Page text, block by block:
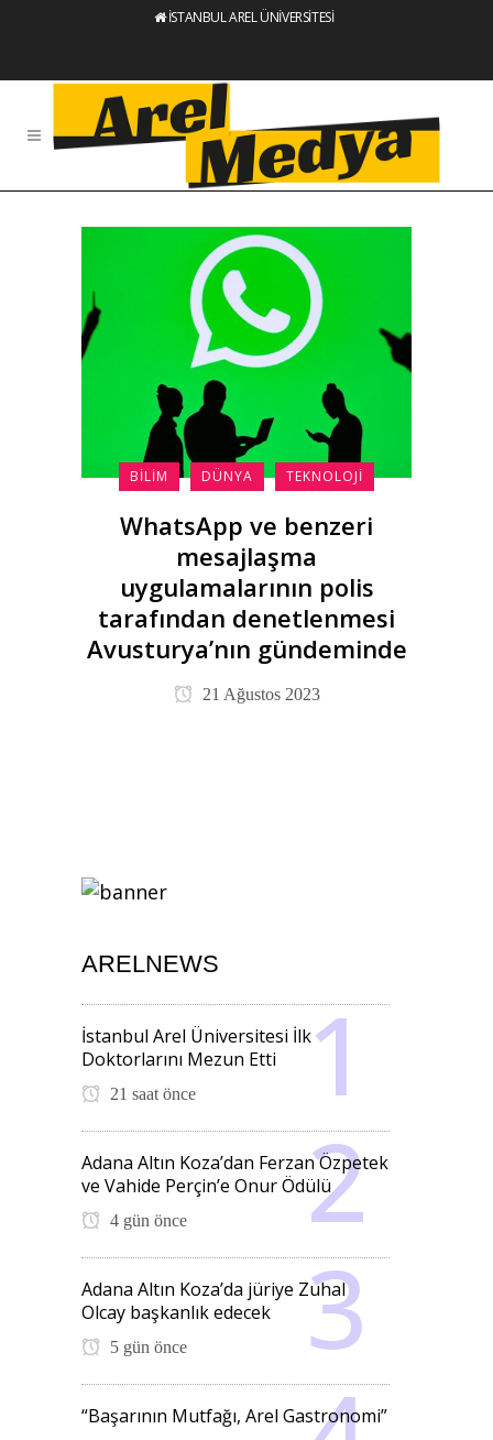
İSTANBUL AREL ÜNİVERSİTESİ
BILIM DÜNYA TEKNOLOJI
WhatsApp ve benzeri
mesajlaşma
uygulamalarının polis
tarafından denetlenmesi
Avusturya’nın gündeminde
21 Ağustos 2023
ARELNEWS
İstanbul Arel Üniversitesi İlk
Doktorlarını Mezun Etti
21 saat önce
Adana Altın Koza’dan Ferzan Özpetek
ve Vahide Perçin’e Onur Ödülü
4 gün önce
Adana Altın Koza’da jüriye Zuhal
Olcay başkanlık edecek
5 gün önce
“Başarının Mutfağı, Arel Gastronomi”